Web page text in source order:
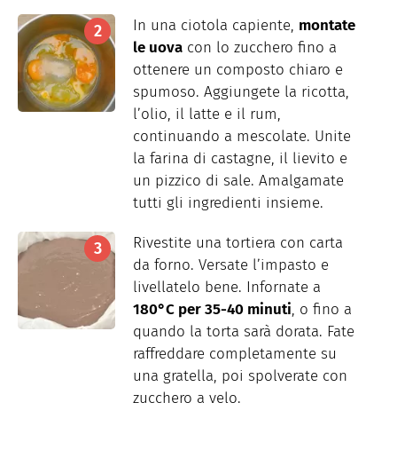
In una ciotola capiente, montate
le uova con lo zucchero fino a
ottenere un composto chiaro e
spumoso. Aggiungete la ricotta,
l’olio, il latte e il rum,
continuando a mescolate. Unite
la farina di castagne, il lievito e
un pizzico di sale. Amalgamate
tutti gli ingredienti insieme.
Rivestite una tortiera con carta
da forno. Versate l’impasto e
livellatelo bene. Infornate a
180°C per 35-40 minuti, o fino a
quando la torta sarà dorata. Fate
raffreddare completamente su
una gratella, poi spolverate con
zucchero a velo.